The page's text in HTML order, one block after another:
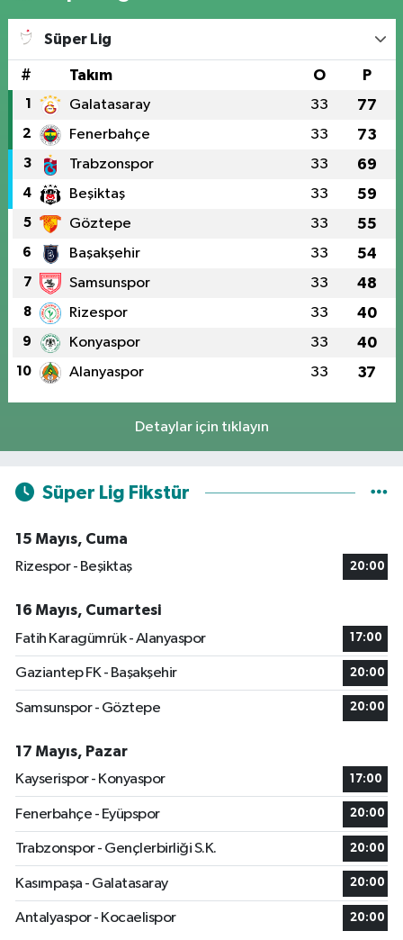
Süper Lig
# Takım O P
1 Galatasaray 33 77
2 Fenerbahçe 33 73
3 Trabzonspor 33 69
4 Beşiktaş 33 59
5 Göztepe 33 55
6 Başakşehir 33 54
7 Samsunspor 33 48
8 Rizespor 33 40
9 Konyaspor 33 40
10 Alanyaspor 33 37
Detaylar için tıklayın
Süper Lig Fikstür
15 Mayıs, Cuma
Rizespor - Beşiktaş
20:00
16 Mayıs, Cumartesi
Fatih Karagümrük - Alanyaspor
17:00
Gaziantep FK - Başakşehir 20:00
Samsunspor - Göztepe 20:00
17 Mayıs, Pazar
Kayserispor - Konyaspor
17:00
Fenerbahçe - Eyüpspor 20:00
Trabzonspor - Gençlerbirliği S.K. 20:00
Kasımpaşa - Galatasaray 20:00
Antalyaspor - Kocaelispor 20:00